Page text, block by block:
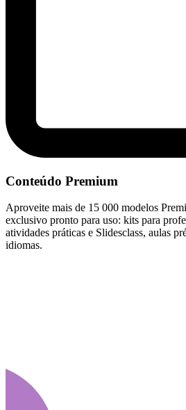
Conteúdo Premium
Aproveite mais de 15 000 modelos
exclusivo pronto para uso: kits para
atividades práticas e Slidesclass, aulas
idiomas.